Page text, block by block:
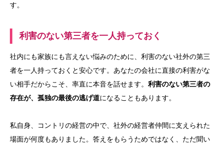
す。
利害のない第三者を一人持っておく
社内にも家族にも言えない悩みのために、利害のない社外の第三
者を一人持っておくと安心です。あなたの会社に直接の利害がな
い相手だからこそ、率直に本音を話せます。 利害のない第三者の
存在が、孤独の最後の逃げ道になることもあります。
私自身、コントリの経営の中で、社外の経営者仲間に支えられた
場面が何度もありました。答えをもらうためではなく、ただ聞い